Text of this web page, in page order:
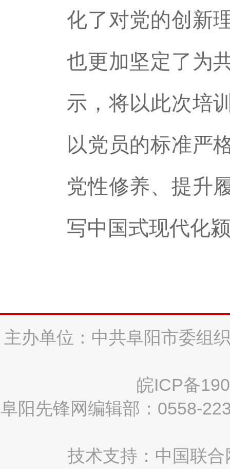
化了对党的创新
也更加坚定了为
示，将以此次培
以党员的标准严
党性修养、提升
写中国式现代化
主办单位：中共阜阳市委组
皖ICP备
阜阳先锋网编辑部：0558-
技术支持：中国联